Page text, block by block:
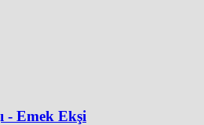
- Emek Ekşi